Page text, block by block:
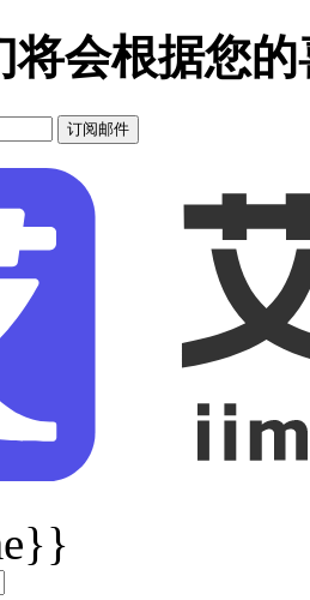
将会根据您
订阅邮件